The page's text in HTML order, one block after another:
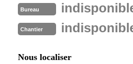
Bureau
Chantier
Nous localiser